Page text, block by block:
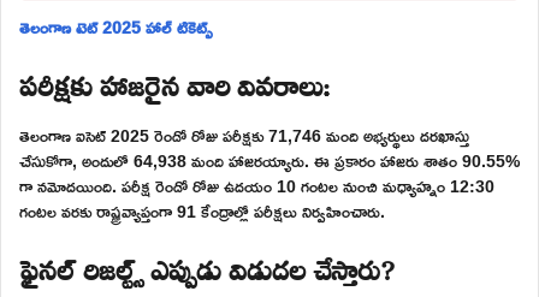
తెలంగాణ టెట్ 2025 హాల్ టికెట్స్
పరీక్షకు హాజరైన వారి వివరాలు:
తెలంగాణ ఐసెట్ 2025 రెండో రోజు పరీక్షకు 71,746 మంది అభ్యర్థులు దరఖాస్తు
చేసుకోగా, అందులో 64,938 మంది హాజరయ్యారు. ఈ ప్రకారం హాజరు శాతం 90.55%
గా నమోదయింది. పరీక్ష రెండో రోజు ఉదయం 10 గంటల నుంచి మధ్యాహ్నం 12:30
గంటల వరకు రాష్ట్రవ్యాప్తంగా 91 కేంద్రాల్లో పరీక్షలు నిర్వహించారు.
ఫైనల్ రిజల్ట్స్ ఎప్పుడు విడుదల చేస్తారు?